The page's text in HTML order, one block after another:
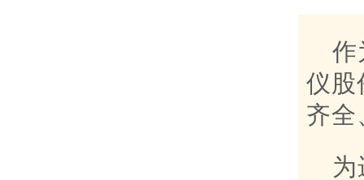
作
仪股
齐全